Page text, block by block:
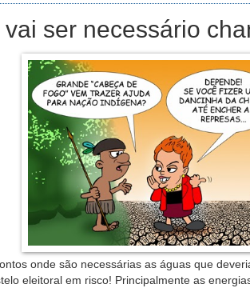
ser necessário
onde são necessárias as águas que
eleitoral em risco! Principalmente as